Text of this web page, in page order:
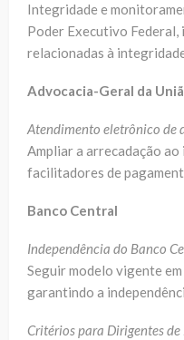
Integridade e
Poder Executivo
relacionadas à
Advocacia-Geral da
Atendimento eletrônico de
Ampliar a arrecadação
facilitadores de
Banco Central
Independência do Banco
Seguir modelo vigente
garantindo a
Critérios para Dirigentes de